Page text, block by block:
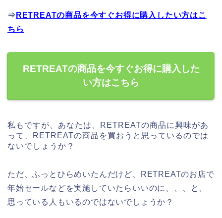
⇒ RETREATの商品を今すぐお得に購入したい方はこ
ちら
RETREATの商品を今すぐお得に購入した
い方はこちら
私もですが、あなたは、RETREATの商品に興味があ
って、RETREATの商品を買おうと思っているのでは
ないでしょうか？
ただ、ふっとひらめいたんだけど、RETREATのお店で
年始セールなどを実施していたらいいのに、、、と、
思っている人もいるのではないでしょうか？